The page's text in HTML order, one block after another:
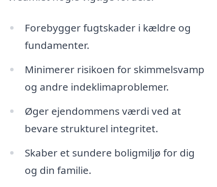
Forebygger fugtskader i kældre og
fundamenter.
Minimerer risikoen for skimmelsvamp
og andre indeklimaproblemer.
Øger ejendommens værdi ved at
bevare strukturel integritet.
Skaber et sundere boligmiljø for dig
og din familie.